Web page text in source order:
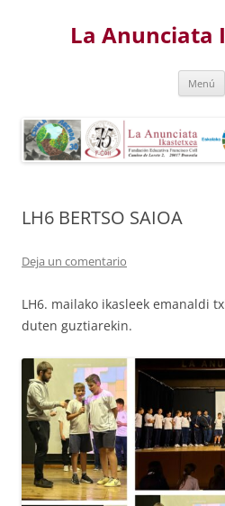
contenidoLa Anunciata
Menú
LH6 BERTSO SAIOA
Deja un comentario
LH6. mailako ikasleek emanaldi
duten guztiarekin.